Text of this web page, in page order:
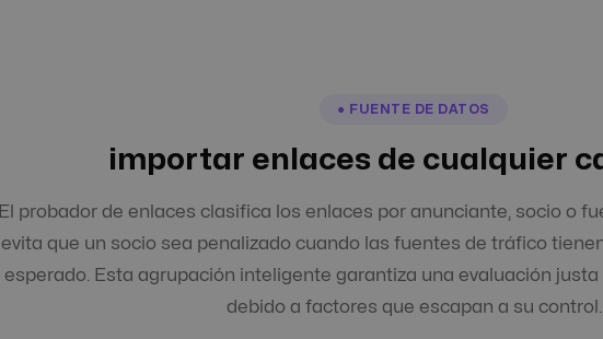
● FUENTE DE DATOS
importar enlaces de cualquier
El probador de enlaces clasifica los enlaces por anunciante, socio o
evita que un socio sea penalizado cuando las fuentes de tráfico
esperado. Esta agrupación inteligente garantiza una evaluación
debido a factores que escapan a su control.